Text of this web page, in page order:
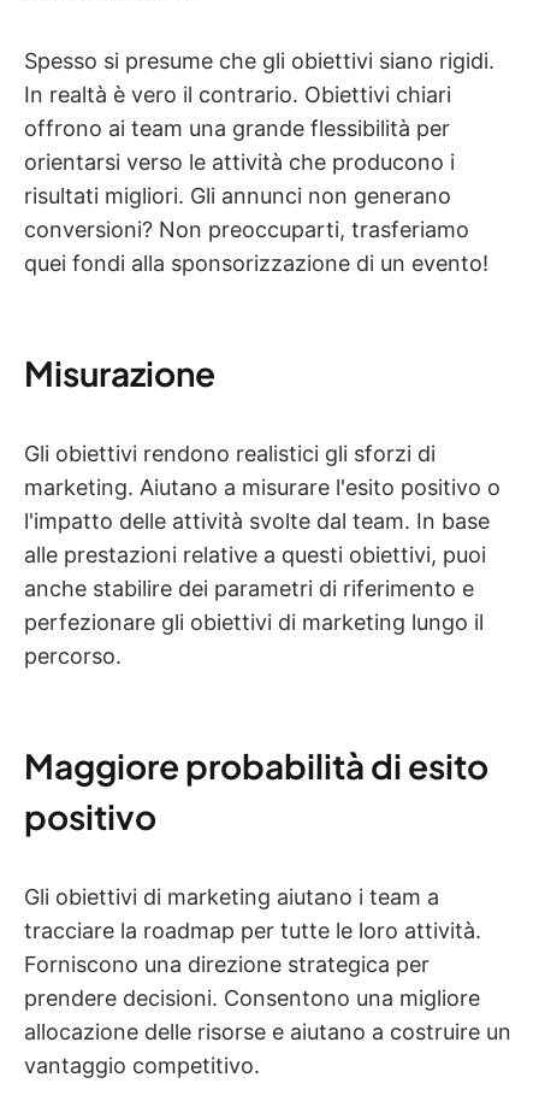
Spesso si presume che gli obiettivi siano rigidi.
In realtà è vero il contrario. Obiettivi chiari
offrono ai team una grande flessibilità per
orientarsi verso le attività che producono i
risultati migliori. Gli annunci non generano
conversioni? Non preoccuparti, trasferiamo
quei fondi alla sponsorizzazione di un evento!
Misurazione
Gli obiettivi rendono realistici gli sforzi di
marketing. Aiutano a misurare l'esito positivo o
l'impatto delle attività svolte dal team. In base
alle prestazioni relative a questi obiettivi, puoi
anche stabilire dei parametri di riferimento e
perfezionare gli obiettivi di marketing lungo il
percorso.
Maggiore probabilità di esito
positivo
Gli obiettivi di marketing aiutano i team a
tracciare la roadmap per tutte le loro attività.
Forniscono una direzione strategica per
prendere decisioni. Consentono una migliore
allocazione delle risorse e aiutano a costruire un
vantaggio competitivo.